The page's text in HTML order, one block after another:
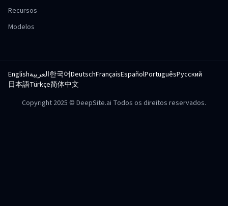
Recursos
Modelos
Englishالعربية한국어DeutschFrançaisEspañolPortuguêsРусский
日本語Türkçe简体中文
Copyright 2025 © DeepSite.ai Todos os direitos reservados.